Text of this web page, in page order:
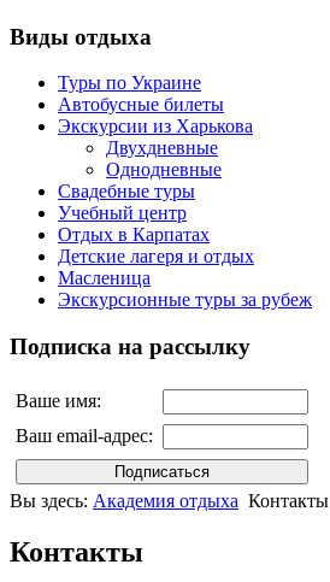
Виды отдыха
Туры по Украине
Автобусные билеты
Экскурсии из Харькова
Двухдневные
Однодневные
Свадебные туры
Учебный центр
Отдых в Карпатах
Детские лагеря и отдых
Масленица
Экскурсионные туры за рубеж
Подписка на рассылку
Ваше имя:
Ваш email-адрес:
Вы здесь: Академия отдыха Контакты
Контакты